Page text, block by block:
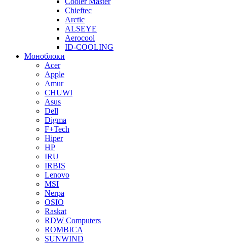
Chieftec
Arctic
ALSEYE
Aerocool
ID-COOLING
Моноблоки
Acer
Apple
Amur
CHUWI
Asus
Dell
Digma
F+Tech
Hiper
HP
IRU
IRBIS
Lenovo
MSI
Nerpa
OSIO
Raskat
RDW Computers
ROMBICA
SUNWIND